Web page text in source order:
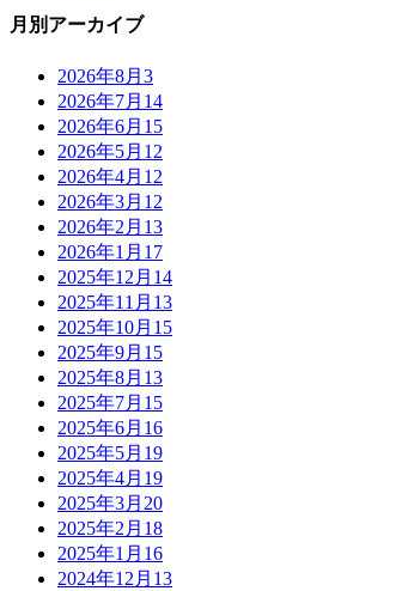
月別アーカイブ
2026年8月 3
2026年7月 14
2026年6月 15
2026年5月 12
2026年4月 12
2026年3月 12
2026年2月 13
2026年1月 17
2025年12月 14
2025年11月 13
2025年10月 15
2025年9月 15
2025年8月 13
2025年7月 15
2025年6月 16
2025年5月 19
2025年4月 19
2025年3月 20
2025年2月 18
2025年1月 16
2024年12月 13